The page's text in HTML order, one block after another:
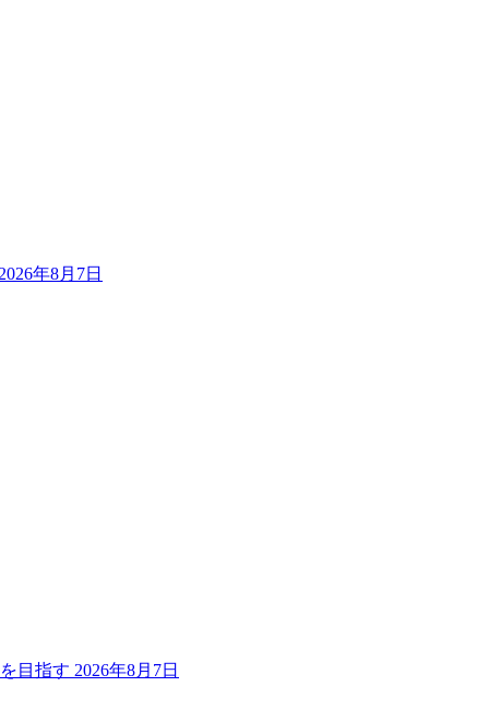
2026年8月7日
目指す 2026年8月7日